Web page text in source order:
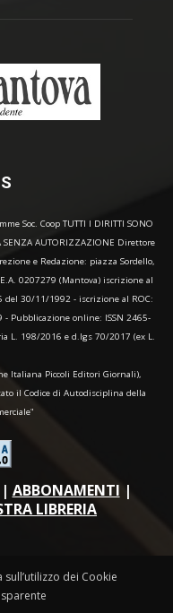
Soc. Coop TUTTI I DIRITTI SONO
SENZA AUTORIZZAZIONE Direttore
e Redazione: piazza Sordello,
0207279 (Mantova) iscrizione al
30/11/1992 - iscrizione al ROC:
- Pubblicazione online: ISSN 2465-
L. 198/2016 e d.lgs 70/2017 (ex L.
Italiana Piccoli Editori Giornali),
il Codice di Autodisciplina della
ABBONAMENTI |
LIBRERIA
sull’utilizzo dei Cookie